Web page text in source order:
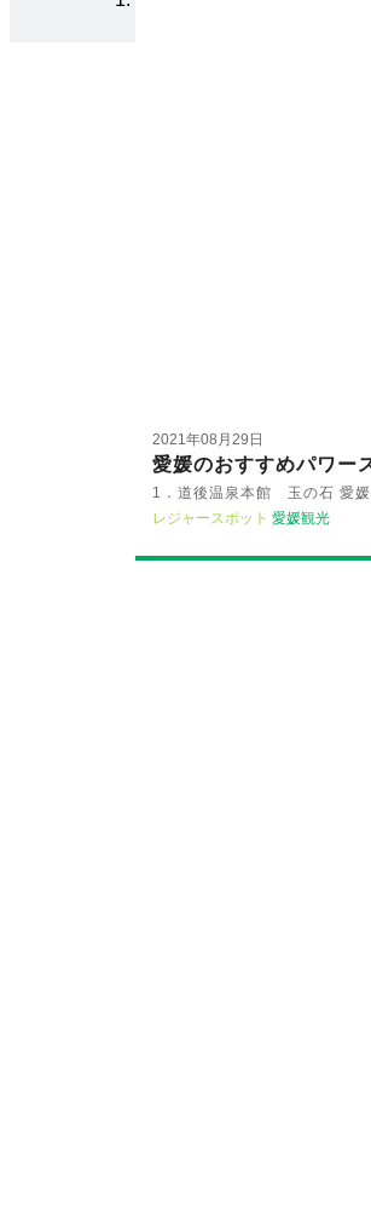
2021年08月29日
愛媛のおすすめパワー
1．道後温泉本館 玉の石 愛
レジャースポット 愛媛観光